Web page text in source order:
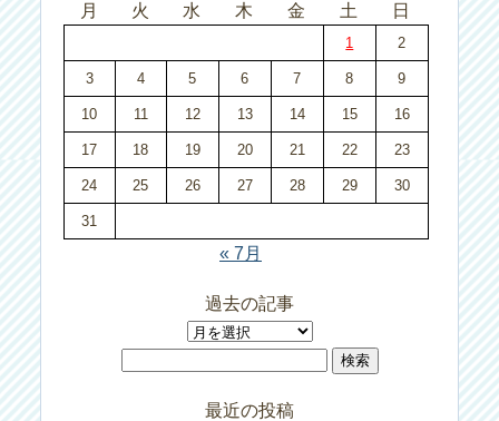
月
火 水 木 金 土 日
1 2
3 4 5 6 7 8 9
10 11 12 13 14 15 16
17 18 19 20 21 22 23
24 25 26 27 28 29 30
31
« 7月
過去の記事
過
最近の投稿